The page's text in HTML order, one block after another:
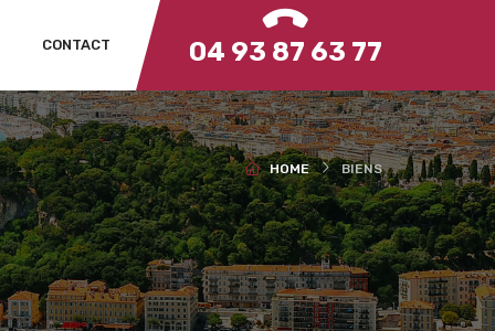
CONTACT 04 93 87 63 77
HOME BIENS